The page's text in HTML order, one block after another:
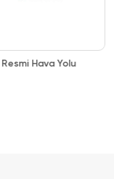
Resmi Hava Yolu